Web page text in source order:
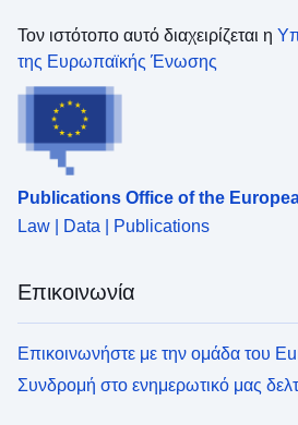
Τον ιστότοπο αυτό διαχειρίζεται η
της Ευρωπαϊκής Ένωσης
Publications Office of the
Law | Data | Publications
Επικοινωνία
Επικοινωνήστε με την ομάδα του
Συνδρομή στο ενημερωτικό μας